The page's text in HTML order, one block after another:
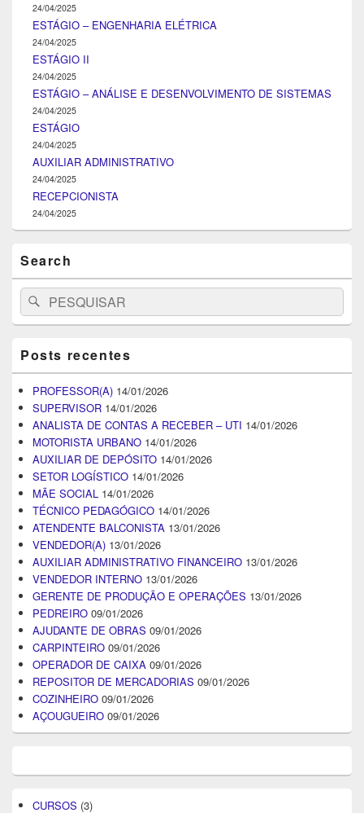
24/04/2025
ESTÁGIO – ENGENHARIA ELÉTRICA
24/04/2025
ESTÁGIO II
24/04/2025
ESTÁGIO – ANÁLISE E DESENVOLVIMENTO DE SISTEMAS
24/04/2025
ESTÁGIO
24/04/2025
AUXILIAR ADMINISTRATIVO
24/04/2025
RECEPCIONISTA
24/04/2025
Search
Search
for:
Pesquisar
Posts recentes
PROFESSOR(A) 14/01/2026
SUPERVISOR 14/01/2026
ANALISTA DE CONTAS A RECEBER – UTI 14/01/2026
MOTORISTA URBANO 14/01/2026
AUXILIAR DE DEPÓSITO 14/01/2026
SETOR LOGÍSTICO 14/01/2026
MÃE SOCIAL 14/01/2026
TÉCNICO PEDAGÓGICO 14/01/2026
ATENDENTE BALCONISTA 13/01/2026
VENDEDOR(A) 13/01/2026
AUXILIAR ADMINISTRATIVO FINANCEIRO 13/01/2026
VENDEDOR INTERNO 13/01/2026
GERENTE DE PRODUÇÃO E OPERAÇÕES 13/01/2026
PEDREIRO 09/01/2026
AJUDANTE DE OBRAS 09/01/2026
CARPINTEIRO 09/01/2026
OPERADOR DE CAIXA 09/01/2026
REPOSITOR DE MERCADORIAS 09/01/2026
COZINHEIRO 09/01/2026
AÇOUGUEIRO 09/01/2026
CURSOS (3)